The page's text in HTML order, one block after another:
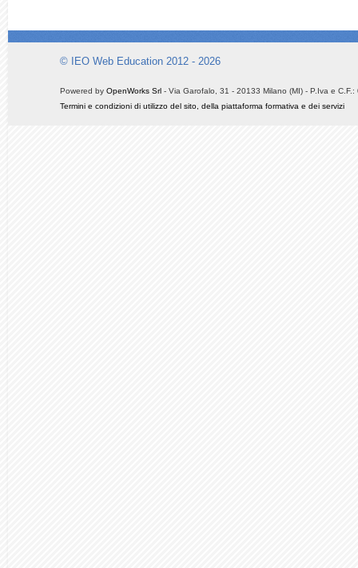
© IEO Web Education 2012 - 2026
Powered by OpenWorks Srl - Via Garofalo, 31 - 20133 Milano (MI) - P.Iva e
Termini e condizioni di utilizzo del sito, della piattaforma formativa e dei servizi